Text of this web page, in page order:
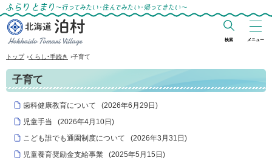
ふらりとまり～行ってみたい・住んでみた
い・帰ってきたい～
北海道 泊村
Hokkaido Tomari
Village
検索 メニュー
トップ ›くらし・手続き ›子育て
子育て
歯科健康教育について (2026年6月29日 )
児童手当
(2026年4月10日 )
こども誰でも通園制度について
(2026年3月31日 )
児童養育奨励金支給事業
(2025年5月15日 )